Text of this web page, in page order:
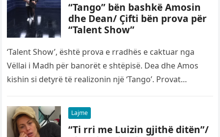
“Tango” bën bashkë Amosin
dhe Dean/ Çifti bën prova për
“Talent Show”
‘Talent Show’, është prova e rradhës e caktuar nga
Vëllai i Madh për banorët e shtëpisë. Dea dhe Amos
kishin si detyrë të realizonin një ‘Tango’. Provat…
Lajme
“Ti rri me Luizin gjithë ditën”/